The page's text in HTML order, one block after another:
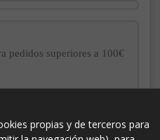
pedidos superiores a 100€
propias y de terceros para